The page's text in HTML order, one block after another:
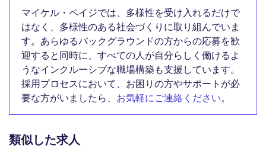
マイケル・ペイジでは、多様性を受け入れるだけで
はなく、多様性のある社会づくりに取り組んでいま
す。あらゆるバックグラウンドの方からの応募を歓
迎すると同時に、すべての人が自分らしく働けるよ
うなインクルーシブな職場構築も支援しています。
採用プロセスにおいて、お困りの方やサポートが必
要な方がいましたら、 お気軽にご連絡ください。
類似した求人